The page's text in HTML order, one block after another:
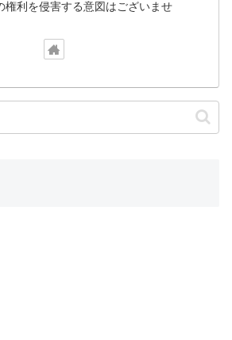
権利を侵害する意図はございませ